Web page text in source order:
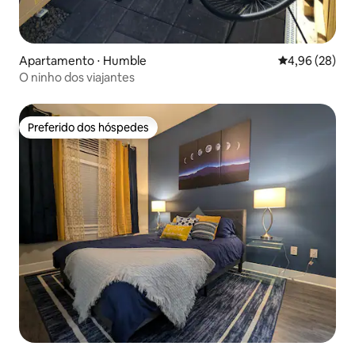
Apartamento ⋅ Humble 4,96 de uma
4,96 (28)
O ninho dos viajantes
Preferido dos hóspedes
Preferido dos hóspedes